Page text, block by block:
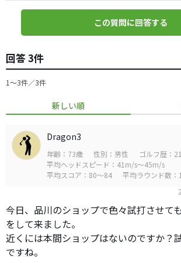
この質問に回答する
回答 3件
1〜3件／3件
新しい順
Dragon3
年齢：73歳 性別：男性
ゴルフ歴：
平均ヘッドスピード：41m/s～45m/s
平均スコア：80～84
平均ラウンド数
今日、品川のショップで色々試打させて
をして来ました。
近くには本間ショップはないのですか？
ですね。